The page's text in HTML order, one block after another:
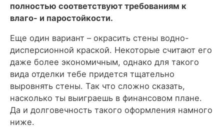
полностью соответствуют требованиям к
влаго- и паростойкости.
Еще один вариант – окрасить стены водно-
дисперсионной краской. Некоторые считают его
даже более экономичным, однако для такого
вида отделки тебе придется тщательно
выровнять стены. Так что сложно сказать,
насколько ты выиграешь в финансовом плане.
Да и долговечность такого оформления намного
ниже.